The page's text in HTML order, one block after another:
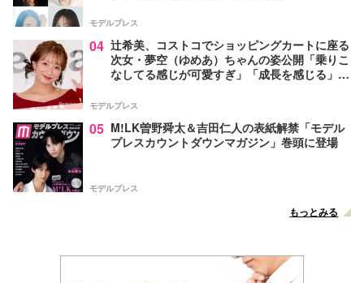
モデルプレス
04 辻希美、コストコでショッピングカートに座る
次女・夢空（ゆめあ）ちゃんの姿公開「乗りこ
なしてる感じが可愛すぎ」「成長を感じる」の
モデルプレス
05 M!LK曽野舜太＆吉田仁人の表紙解禁「モデル
プレスカウントダウンマガジン」巻頭に登場
モデルプレス
もっとみる